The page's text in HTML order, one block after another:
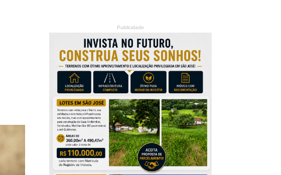
Publicidade